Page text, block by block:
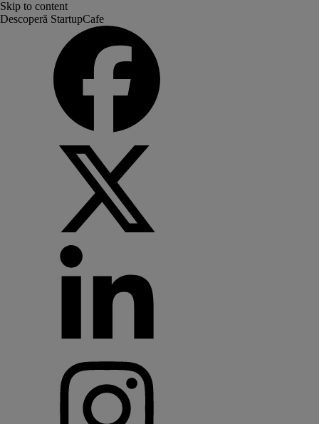
Skip to content
Descoperă StartupCafe